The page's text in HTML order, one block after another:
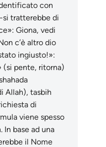
con
si tratterebbe di
Giona, vedi
c’è altro dio
ingiusto!»:
(si pente, ritorna)
Allah), tasbih
di
viene spesso
base ad una
il Nome